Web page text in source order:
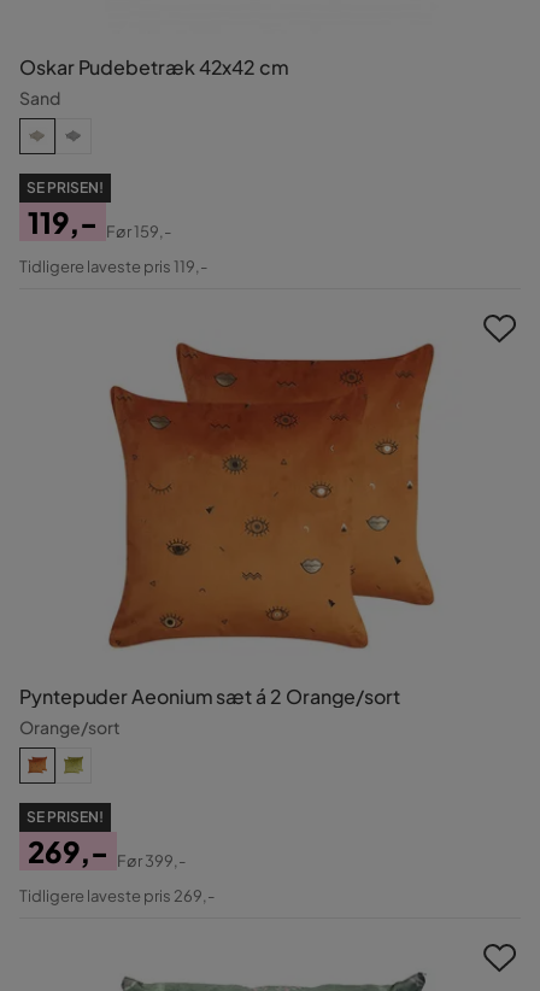
Oskar Pudebetræk 42x42 cm
Sand
SE PRISEN!
Pris
119,-
Original
Før159,-
Tidligere laveste pris 119,-
Pyntepuder Aeonium sæt á 2 Orange/sort
Orange/sort
SE PRISEN!
Pris
269,-
Original
Før399,-
Tidligere laveste pris 269,-